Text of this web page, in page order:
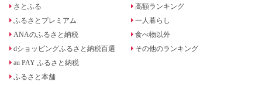
さとふる
ふるさとプレミアム
ANAのふるさと納税
dショッピングふるさと納税百選
au PAY ふるさと納税
ふるさと本舗
高額ランキング
一人暮らし
食べ物以外
その他のランキング